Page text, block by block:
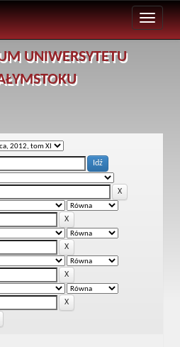
UNIWERSYTETU